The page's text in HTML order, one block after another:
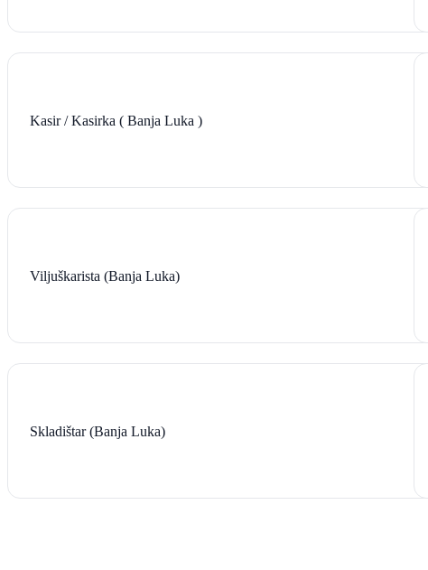
Kasir / Kasirka ( Banja Luka )
Viljuškarista (Banja Luka)
Skladištar (Banja Luka)